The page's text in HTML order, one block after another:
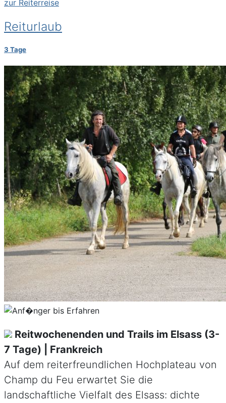
zur Reiterreise
Reiturlaub
3 Tage
Reitwochenenden und Trails im Elsass (3-
7 Tage) | Frankreich
Auf dem reiterfreundlichen Hochplateau von
Champ du Feu erwartet Sie die
landschaftliche Vielfalt des Elsass: dichte